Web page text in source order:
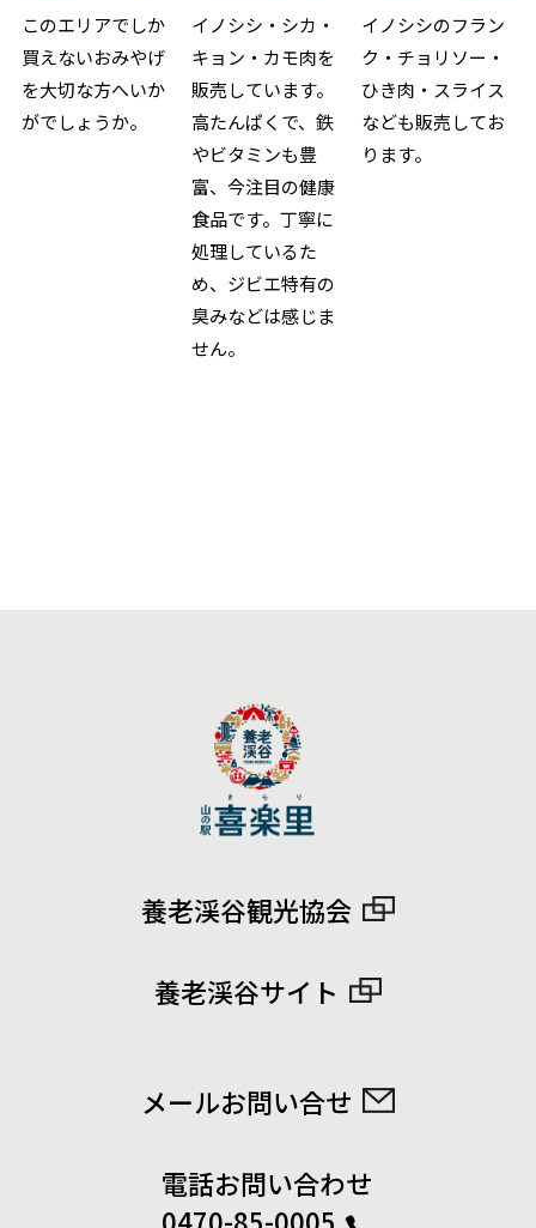
このエリアでしか
買えないおみやげ
を大切な方へいか
がでしょうか。
イノシシ・シカ・
キョン・カモ肉を
販売しています。
高たんぱくで、鉄
やビタミンも豊
富、今注目の健康
食品です。丁寧に
処理しているた
め、ジビエ特有の
臭みなどは感じま
せん。
イノシシのフラン
ク・チョリソー・
ひき肉・スライス
なども販売してお
ります。
養老渓谷観光協会
養老渓谷サイト
メールお問い合せ
電話お問い合わせ